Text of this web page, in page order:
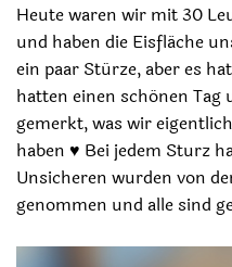
Heute waren wir mit 30
und haben die Eisfläche
ein paar Stürze, aber es
hatten einen schönen Tag
gemerkt, was wir
haben ♥️ Bei jedem Sturz
Unsicheren wurden von
genommen und alle sind